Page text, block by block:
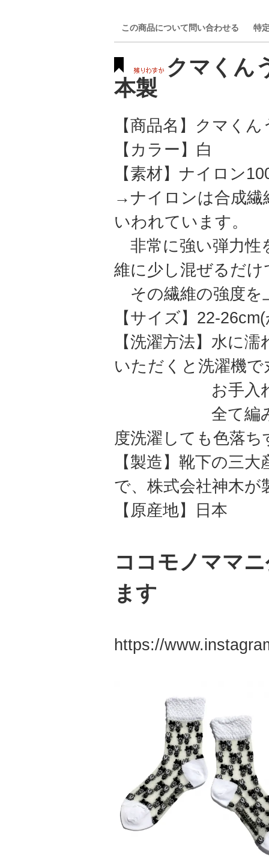
この商品について問い合わせる 特
クマくん
本製
【商品名】クマく
【カラー】白
【素材】ナイロン
→ナイロンは合成繊
いわれています。
非常に強い弾力性
維に少し混ぜるだけ
その繊維の強度を
【サイズ】22-
【洗濯方法】水に
いただくと洗濯機
お手入れ簡
全て編み込み
度洗濯しても色落
【製造】靴下の三
で、株式会社神木が
【原産地】日本
ココモノママ
ます
https://